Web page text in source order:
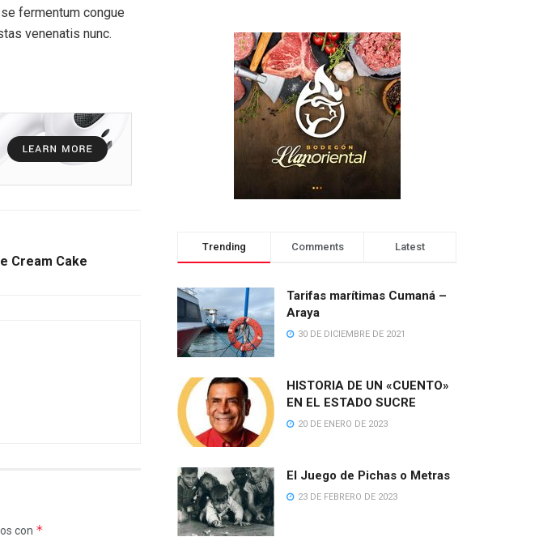
fermentum congue
venenatis nunc.
Cream Cake
con *
Trending Comments Latest
Tarifas marítimas Cumaná –
Araya
30 DE DICIEMBRE DE 2021
HISTORIA DE UN «CUENTO»
EN EL ESTADO SUCRE
20 DE ENERO DE 2023
El Juego de Pichas o Metras
23 DE FEBRERO DE 2023